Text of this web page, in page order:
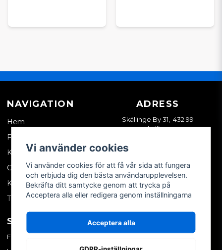
NAVIGATION
Hem
Företagskund
Kontakta oss
Om oss
Köpvillkor
Tips & trix
ADRESS
Skällinge By 31, 432 99
Skällinge
SOCIALA MEDIER
Facebook
MITT KONTO
Vi använder cookies
Vi använder cookies för att få vår sida att fungera
och erbjuda dig den bästa användarupplevelsen.
Bekräfta ditt samtycke genom att trycka på
Acceptera alla eller redigera genom inställningarna
Acceptera alla